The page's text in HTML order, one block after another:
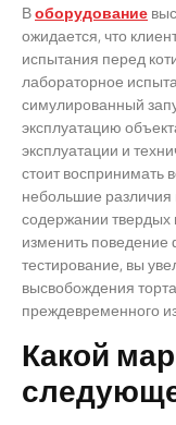
Воборудование
ожидается, что
испытания перед
лабораторное
симулированный
эксплуатацию
эксплуатации и
стоит воспринимать
небольшие различия
содержании твердых
изменить поведение
тестирование, вы
высвобождения
преждевременного
Какой